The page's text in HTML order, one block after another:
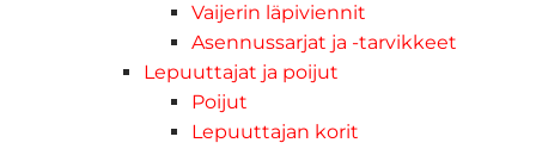
Vaijerin läpiviennit
Asennussarjat ja -tarvikkeet
Lepuuttajat ja poijut
Poijut
Lepuuttajan korit